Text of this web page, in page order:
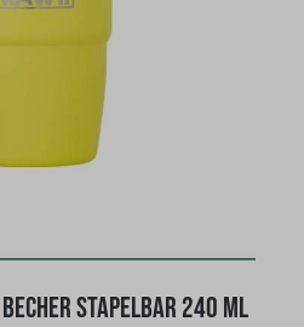
18/8 Edelstahl, Hergestellt
Spülmaschinen geeignet.
blättert nicht ab und
240 ml, 8
mit Magnetdeckel
stapelbar 240 ml